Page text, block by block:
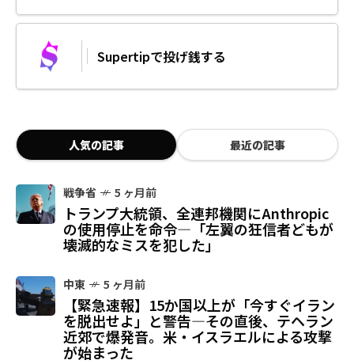
Supertipで投げ銭する
人気の記事 最近の記事
戦争省 5 ヶ月前
トランプ大統領、全連邦機関にAnthropic
の使用停止を命令—「左翼の狂信者どもが
壊滅的なミスを犯した」
中東 5 ヶ月前
【緊急速報】15か国以上が「今すぐイラン
を脱出せよ」と警告—その直後、テヘラン
近郊で爆発音。米・イスラエルによる攻撃
が始まった